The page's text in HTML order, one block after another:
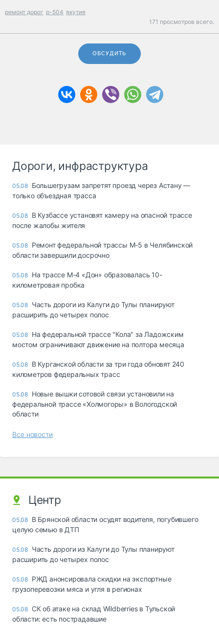
ремонт дорог р-504 якутия
171 просмотров всего.
ОБСУДИТЬ
Дороги, инфраструктура
05.08 Большегрузам запретят проезд через Астану —
только объездная трасса
05.08 В Кузбассе установят камеру на опасной трассе
после жалобы жителя
05.08 Ремонт федеральной трассы М-5 в Челябинской
области завершили досрочно
05.08 На трассе М-4 «Дон» образовалась 10-
километровая пробка
05.08 Часть дороги из Калуги до Тулы планируют
расширить до четырех полос
05.08 На федеральной трассе "Кола" за Ладожским
мостом ограничивают движение на полтора месяца
05.08 В Курганской области за три года обновят 240
километров федеральных трасс
05.08 Новые вышки сотовой связи установили на
федеральной трассе «Холмогоры» в Вологодской
области
Все новости
Центр
05.08 В Брянской области осудят водителя, погубившего
целую семью в ДТП
05.08 Часть дороги из Калуги до Тулы планируют
расширить до четырех полос
05.08 РЖД анонсировала скидки на экспортные
грузоперевозки мяса и угля в регионах
05.08 СК об атаке на склад Wildberries в Тульской
области: есть пострадавшие